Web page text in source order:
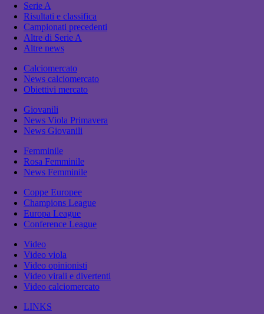
Serie A
Risultati e classifica
Campionati precedenti
Altre di Serie A
Altre news
Calciomercato
News calciomercato
Obiettivi mercato
Giovanili
News Viola Primavera
News Giovanili
Femminile
Rosa Femminile
News Femminile
Coppe Europee
Champions League
Europa League
Conference League
Video
Video viola
Video opinionisti
Video virali e divertenti
Video calciomercato
LINKS